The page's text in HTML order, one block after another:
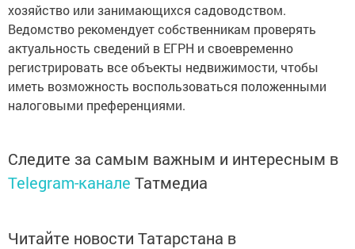
хозяйство или занимающихся садоводством.
Ведомство рекомендует собственникам проверять
актуальность сведений в ЕГРН и своевременно
регистрировать все объекты недвижимости, чтобы
иметь возможность воспользоваться положенными
налоговыми преференциями.
Следите за самым важным и интересным в
Telegram-канале Татмедиа
Читайте новости Татарстана в